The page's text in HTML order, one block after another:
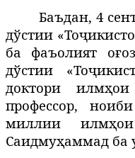
Баъдан, 4
дўстии
ба фаъолият оғоз
дўстии
доктори
илмҳои
профессор, ноиби
миллии илмҳои
Саидмуҳаммад ба